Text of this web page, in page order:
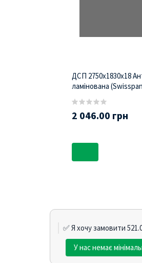
ДСП 2750х1830х18
ламінована
2 046.00 грн
✅ Я хочу замовити
У нас немає